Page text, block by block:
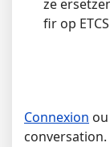
ze
fir op
Connexion ou
conversation.